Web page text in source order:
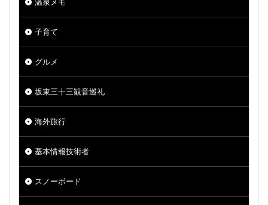
子育て
グルメ
坂東三十三観音巡礼
海外旅行
基本情報技術者
スノーボード